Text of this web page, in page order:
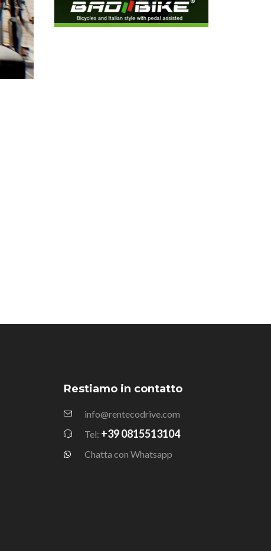
Restiamo in contatto
info@rentecodrive.com
Tel: +39 0815513104
Chatta con Whatsapp